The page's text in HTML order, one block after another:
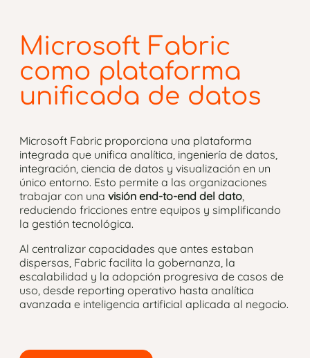
Microsoft Fabric
como plataforma
unificada de datos
Microsoft Fabric proporciona una plataforma
integrada que unifica analítica, ingeniería de datos,
integración, ciencia de datos y visualización en un
único entorno. Esto permite a las organizaciones
trabajar con una visión end-to-end del dato,
reduciendo fricciones entre equipos y simplificando
la gestión tecnológica.
Al centralizar capacidades que antes estaban
dispersas, Fabric facilita la gobernanza, la
escalabilidad y la adopción progresiva de casos de
uso, desde reporting operativo hasta analítica
avanzada e inteligencia artificial aplicada al negocio.